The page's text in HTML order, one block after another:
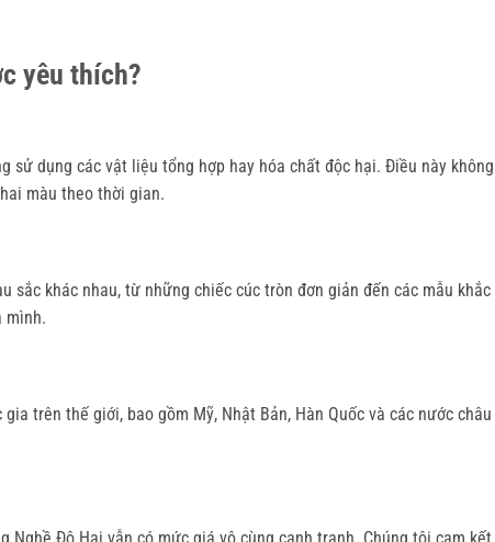
yêu thích?
sử dụng các vật liệu tổng hợp hay hóa chất độc hại. Điều này
màu theo thời gian.
sắc khác nhau, từ những chiếc cúc tròn đơn giản đến các mẫu
mình.
trên thế giới, bao gồm Mỹ, Nhật Bản, Hàn Quốc và các nước
Đô Hai vẫn có mức giá vô cùng cạnh tranh. Chúng tôi cam